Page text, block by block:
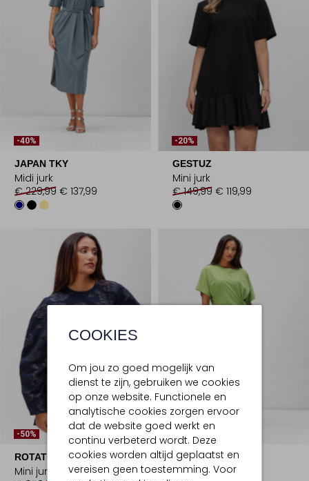
COOKIES
Om jou zo goed mogelijk van
dienst te zijn, gebruiken we cookies
op onze website. Functionele en
analytische cookies zorgen ervoor
dat de website goed werkt en
continu verbeterd wordt. Deze
cookies worden altijd geplaatst en
vereisen geen toestemming. Voor
-40%
JAPAN TKY
Midi jurk
€ 229,99 € 137,99
-20%
GESTUZ
Mini jurk
€ 149,99 € 119,99
-50%
ROTATE
Mini jurk
-50%
JAPAN TKY
Midi jurk